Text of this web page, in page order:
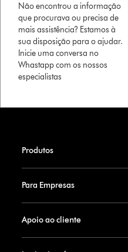
Não encontrou a informação
que procurava ou precisa de
mais assistência? Estamos à
sua disposição para o ajudar.
Inicie uma conversa no
Whastapp com os nossos
especialistas
Produtos
Para Empresas
Apoio ao cliente